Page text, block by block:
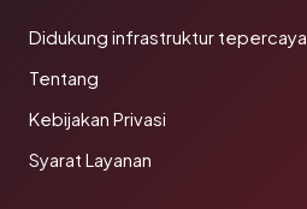
Didukung infrastruktur tepercaya
Tentang
Kebijakan Privasi
Syarat Layanan